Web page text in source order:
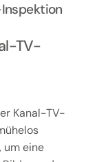
TV-
Kanal-TV-
um eine